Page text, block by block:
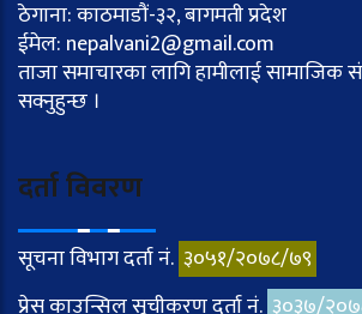
ठेगाना: काठमाडौं-३२, बागमती प्रदेश
ईमेल: nepalvani2@gmail.com
ताजा समाचारका लागि हामीलाई सामाजिक
सक्नुहुन्छ ।
दर्ता विवरण
सूचना विभाग दर्ता नं. ३०५१/२०७८/७९